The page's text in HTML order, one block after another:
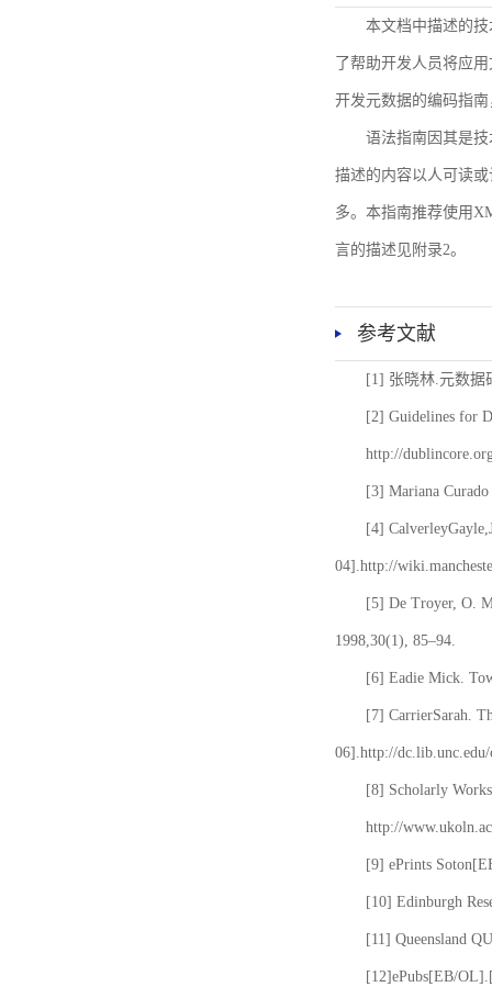
本文档中描述的
了帮助开发人员将应
开发元数据的编码指
语法指南因其是
描述的内容以人可读
多。本指南推荐使用
言的描述见附录2。
参考文献
[1] 张晓林.元数据
[2] Guidelines for
http://
[3] Mariana
[4]
04].http://
[5] De Troyer, O.
1998,30(1), 85–94.
[6] Eadie Mick.
[7] CarrierSarah.
06].http://
[8] Scholarly
http://
[9] ePrints
[10] Edinburgh
[11] Queensland
[12]ePubs[EB/